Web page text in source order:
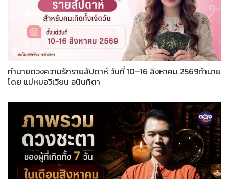
ทำนายดวงความรักรายสัปดาห์ วันที่ 10–16 สิงหาคม 2569ทำนาย
โดย แม่หมอวิเวียน อนินทิตา